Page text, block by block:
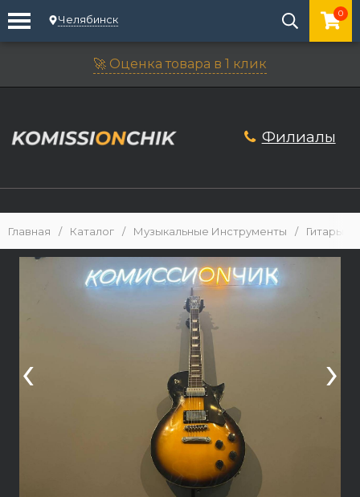
Челябинск 0
🚀 Оценка товара в 1 клик
Филиалы
Главная / Каталог / Музыкальные Инструменты / Гитары
‹ ›